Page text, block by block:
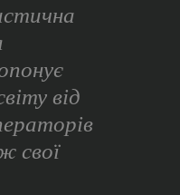
від
свої